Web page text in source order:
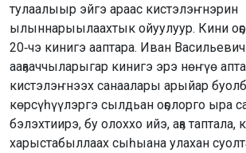
тулаалыыр эйгэ араас кистэлэҥнэрин
ылыннарыылаахтык ойуулуур. Кини
20‑чэ кинигэ ааптара. Иван
ааҕааччыларыгар кинигэ эрэ нөҥүө
кистэлэҥнээх санаалары арыйар
көрсүһүүлэргэ сылдьан оҕолорго ыра
бэлэхтиирэ, бу олоххо ийэ, аҕа таптала,
харыстабыллаах сыһыана улахан